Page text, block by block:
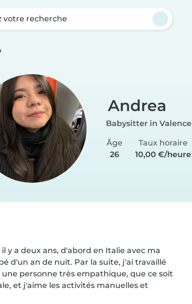
votre recherche
Andrea
Babysitter in Valence
Âge
26
Taux horaire
10,00 €/heure
y a deux ans, d'abord en Italie avec ma
d'un an de nuit. Par la suite, j'ai travaillé
personne très empathique, que ce soit
et j'aime les activités manuelles et